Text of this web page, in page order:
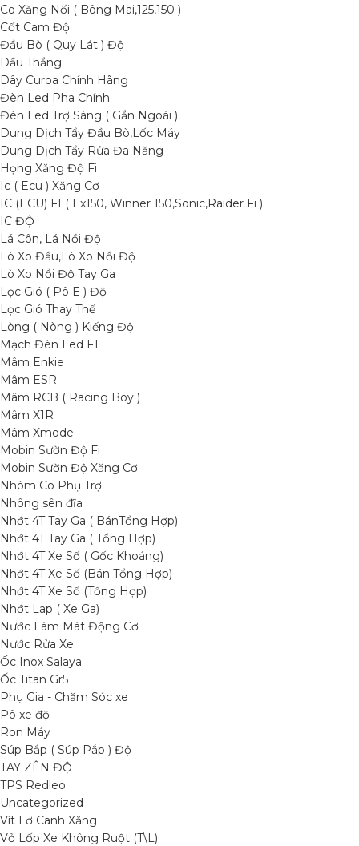
Co Xăng Nối ( Bông Mai,125,150 )
Cốt Cam Độ
Đầu Bò ( Quy Lát ) Độ
Dầu Thắng
Dây Curoa Chính Hãng
Đèn Led Pha Chính
Đèn Led Trợ Sáng ( Gắn Ngoài )
Dung Dịch Tẩy Đầu Bò,Lốc Máy
Dung Dịch Tẩy Rửa Đa Năng
Họng Xăng Độ Fi
Ic ( Ecu ) Xăng Cơ
IC (ECU) FI ( Ex150, Winner 150,Sonic,Raider Fi )
IC ĐỘ
Lá Côn, Lá Nồi Độ
Lò Xo Đầu,Lò Xo Nồi Độ
Lò Xo Nồi Độ Tay Ga
Lọc Gió ( Pô E ) Độ
Lọc Gió Thay Thế
Lòng ( Nòng ) Kiếng Độ
Mạch Đèn Led F1
Mâm Enkie
Mâm ESR
Mâm RCB ( Racing Boy )
Mâm X1R
Mâm Xmode
Mobin Sườn Độ Fi
Mobin Sườn Độ Xăng Cơ
Nhóm Co Phụ Trợ
Nhông sên đĩa
Nhớt 4T Tay Ga ( BánTổng Hợp)
Nhớt 4T Tay Ga ( Tổng Hợp)
Nhớt 4T Xe Số ( Gốc Khoáng)
Nhớt 4T Xe Số (Bán Tổng Hợp)
Nhớt 4T Xe Số (Tổng Hợp)
Nhớt Lap ( Xe Ga)
Nước Làm Mát Động Cơ
Nước Rửa Xe
Ốc Inox Salaya
Ốc Titan Gr5
Phụ Gia - Chăm Sóc xe
Pô xe độ
Ron Máy
Súp Bắp ( Súp Pắp ) Độ
TAY ZÊN ĐỘ
TPS Redleo
Uncategorized
Vít Lơ Canh Xăng
Vỏ Lốp Xe Không Ruột (T\L)